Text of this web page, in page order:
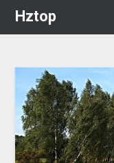
Hztop